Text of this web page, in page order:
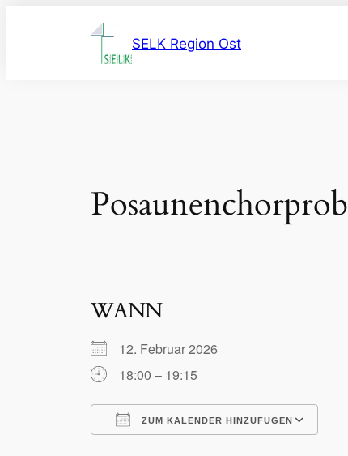
SELK Region Ost
WANN
12. Februar 2026
18:00 – 19:15
ZUM KALENDER HINZUFÜGEN